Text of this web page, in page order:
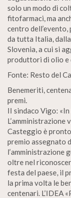
solo un modo di
fitofarmaci, ma
centro
da tutta Italia, dalla
Slovenia, a cui si
produttori di olio e
Fonte: Resto del
Benemeriti,
premi.
II sindaco Vigo:
L’amministrazione
Casteggio è
premio assegnato
l’amministrazione
oltre nel
festa del paese, il
la prima volta le
centenari. L’IDEA